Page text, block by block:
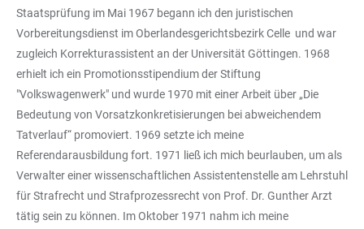
Staatsprüfung im Mai 1967 begann ich den juristischen
Vorbereitungsdienst im Oberlandesgerichtsbezirk Celle und war
zugleich Korrekturassistent an der Universität Göttingen. 1968
erhielt ich ein Promotionsstipendium der Stiftung
"Volkswagenwerk" und wurde 1970 mit einer Arbeit über „Die
Bedeutung von Vorsatzkonkretisierungen bei abweichendem
Tatverlauf“ promoviert. 1969 setzte ich meine
Referendarausbildung fort. 1971 ließ ich mich beurlauben, um als
Verwalter einer wissenschaftlichen Assistentenstelle am Lehrstuhl
für Strafrecht und Strafprozessrecht von Prof. Dr. Gunther Arzt
tätig sein zu können. Im Oktober 1971 nahm ich meine